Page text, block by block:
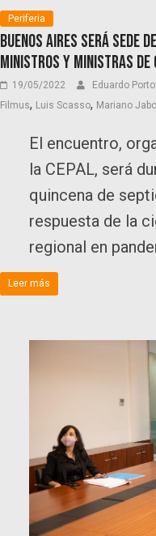
Periferia
Buenos Aires será sede
Ministros y ministras de
19/05/2022 Eduardo Porto
Filmus, Luis Scasso, Mariano
El encuentro,
la CEPAL, será
quincena de
respuesta de la
regional en
Leer más